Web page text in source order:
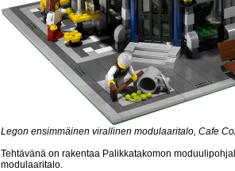
Legon ensimmäinen virallinen modulaaritalo, Cafe
Tehtävänä on rakentaa Palikkatakomon
modulaaritalo.